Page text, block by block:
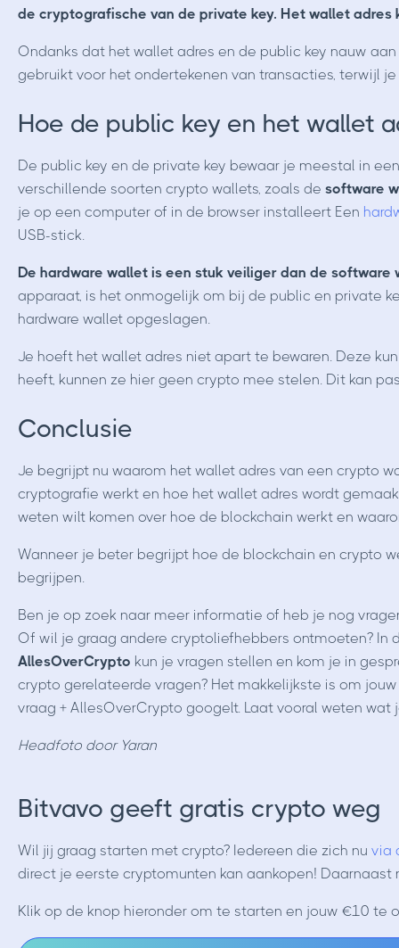
de cryptografische van de private key. Het wallet
Ondanks dat het wallet adres en de public key nauw
gebruikt voor het ondertekenen van transacties, terwijl
Hoe de public key en het wallet
De public key en de private key bewaar je meestal in
verschillende soorten crypto wallets, zoals de software
je op een computer of in de browser installeert Een
USB-stick.
De hardware wallet is een stuk veiliger dan de software
apparaat, is het onmogelijk om bij de public en private
hardware wallet opgeslagen.
Je hoeft het wallet adres niet apart te bewaren. Deze
heeft, kunnen ze hier geen crypto mee stelen. Dit kan
Conclusie
Je begrijpt nu waarom het wallet adres van een crypto
cryptografie werkt en hoe het wallet adres wordt
weten wilt komen over hoe de blockchain werkt en
Wanneer je beter begrijpt hoe de blockchain en crypto
begrijpen.
Ben je op zoek naar meer informatie of heb je nog
Of wil je graag andere cryptoliefhebbers ontmoeten? In
AllesOverCrypto kun je vragen stellen en kom je in
crypto gerelateerde vragen? Het makkelijkste is om
vraag + AllesOverCrypto googelt. Laat vooral weten wat
Headfoto door Yaran
Bitvavo geeft gratis crypto weg
Wil jij graag starten met crypto? Iedereen die zich nu via
direct je eerste cryptomunten kan aankopen!
Klik op de knop hieronder om te starten en jouw €10 te